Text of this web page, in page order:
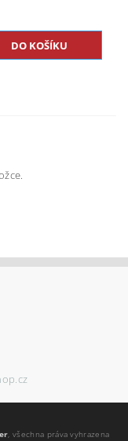
, všechna práva vyhrazena